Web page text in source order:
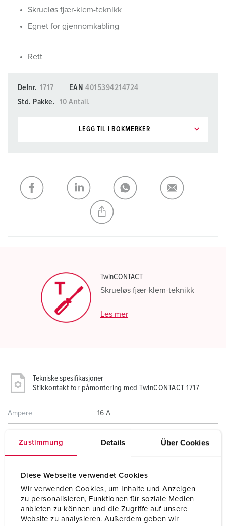
Zustimmung Details Über Cookies
Diese Webseite verwendet Cookies
Wir verwenden Cookies, um Inhalte und Anzeigen
zu personalisieren, Funktionen für soziale Medien
anbieten zu können und die Zugriffe auf unsere
Website zu analysieren. Außerdem geben wir
Skrueløs fjær-klem-teknikk
Egnet for gjennomkabling
Rett
Delnr. 1717 EAN 4015394214724
Std. Pakke.
10 Antall.
LEGG TIL I BOKMERKER
Min liste LEGG TIL
OPPRETT EN NY LISTE
TwinCONTACT
Skrueløs fjær-klem-teknikk
Les mer
Tekniske spesifikasjoner
Stikkontakt for påmontering med TwinCONTACT 1717
Ampere 16 A
Volt 230 V
Klokkeposisjon 9 h
Hertz 50-60 Hz
Tilkoblingsmåte skrueløs - TwinCONTACT